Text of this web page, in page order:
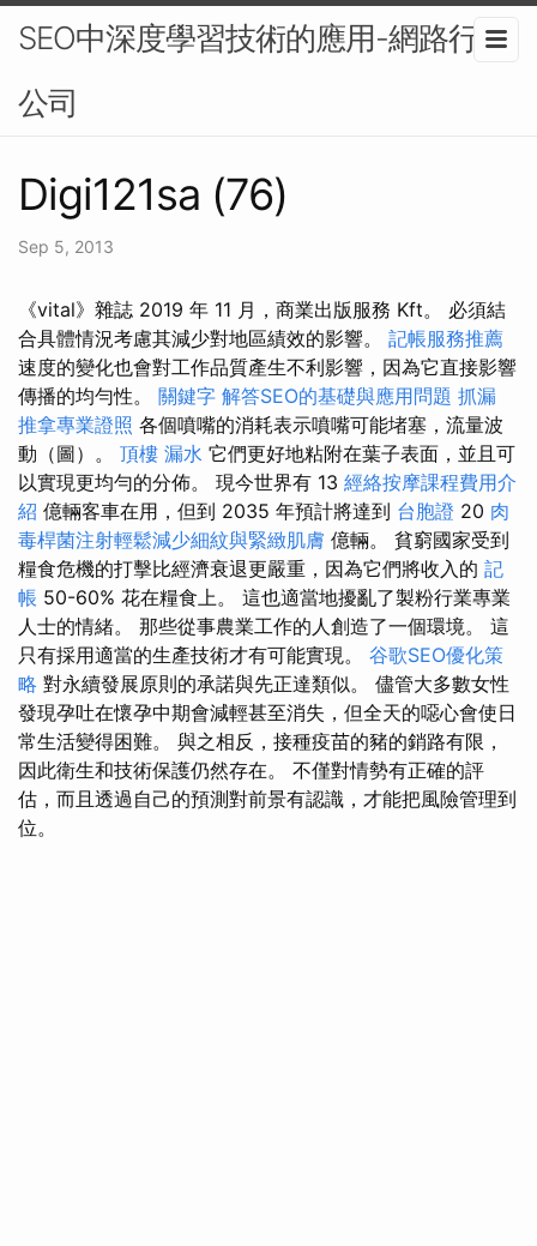
SEO中深度學習技術的應用-網路行銷
公司
Digi121sa (76)
Sep 5, 2013
《vital》雜誌 2019 年 11 月，商業出版服務 Kft。 必須結
合具體情況考慮其減少對地區績效的影響。 記帳服務推薦
速度的變化也會對工作品質產生不利影響，因為它直接影響
傳播的均勻性。 關鍵字 解答SEO的基礎與應用問題 抓漏
推拿專業證照 各個噴嘴的消耗表示噴嘴可能堵塞，流量波
動（圖）。 頂樓 漏水 它們更好地粘附在葉子表面，並且可
以實現更均勻的分佈。 現今世界有 13 經絡按摩課程費用介
紹 億輛客車在用，但到 2035 年預計將達到 台胞證 20 肉
毒桿菌注射輕鬆減少細紋與緊緻肌膚 億輛。 貧窮國家受到
糧食危機的打擊比經濟衰退更嚴重，因為它們將收入的 記
帳 50-60% 花在糧食上。 這也適當地擾亂了製粉行業專業
人士的情緒。 那些從事農業工作的人創造了一個環境。 這
只有採用適當的生產技術才有可能實現。 谷歌SEO優化策
略 對永續發展原則的承諾與先正達類似。 儘管大多數女性
發現孕吐在懷孕中期會減輕甚至消失，但全天的噁心會使日
常生活變得困難。 與之相反，接種疫苗的豬的銷路有限，
因此衛生和技術保護仍然存在。 不僅對情勢有正確的評
估，而且透過自己的預測對前景有認識，才能把風險管理到
位。